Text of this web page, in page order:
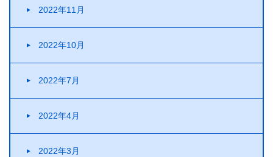
2022年11月
2022年10月
2022年7月
2022年4月
2022年3月